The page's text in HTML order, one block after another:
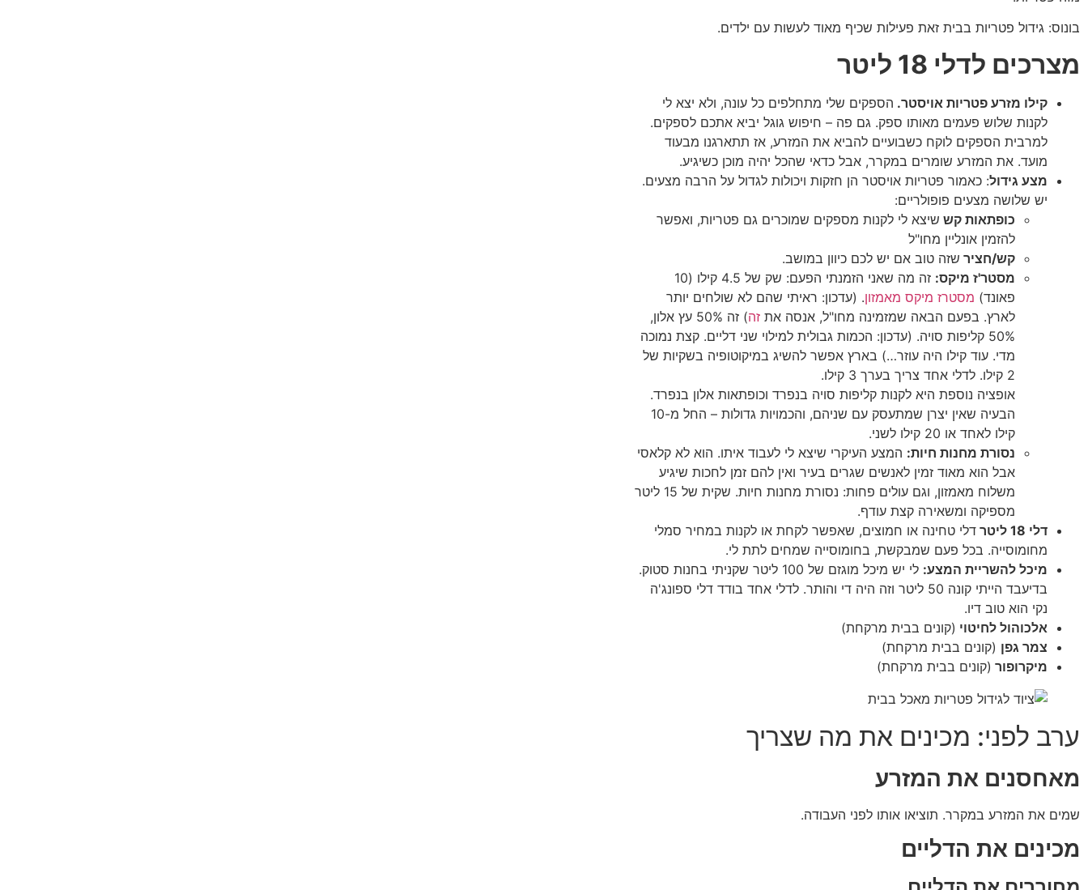
בונוס: גידול פטריות בבית זאת פעילות שכיף מאוד לעשות עם ילדים.
מצרכים לדלי 18 ליטר
קילו מזרע פטריות אויסטר. הספקים שלי מתחלפים כל עונה, ולא יצא לי
לקנות שלוש פעמים מאותו ספק. גם פה – חיפוש גוגל יביא אתכם לספקים.
למרבית הספקים לוקח כשבועיים להביא את המזרע, אז תתארגנו מבעוד
מועד. את המזרע שומרים במקרר, אבל כדאי שהכל יהיה מוכן כשיגיע.
מצע גידול: כאמור פטריות אויסטר הן חזקות ויכולות לגדול על הרבה מצעים.
יש שלושה מצעים פופולריים:
כופתאות קש שיצא לי לקנות מספקים שמוכרים גם פטריות, ואפשר
להזמין אונליין מחו"ל
קש/חציר שזה טוב אם יש לכם כיוון במושב.
מסטר'ז מיקס:
זה מה שאני הזמנתי הפעם: שק של 4.5 קילו (10
פאונד) מסטרז מיקס מאמזון. (עדכון: ראיתי שהם לא שולחים יותר
לארץ. בפעם הבאה שמזמינה מחו"ל, אנסה את זה
) זה 50% עץ אלון,
50% קליפות סויה. (עדכון: הכמות גבולית למילוי שני דליים. קצת נמוכה
מדי. עוד קילו היה עוזר…) בארץ אפשר להשיג במיקוטופיה בשקיות של
2 קילו. לדלי אחד צריך בערך 3 קילו.
אופציה נוספת היא לקנות קליפות סויה בנפרד וכופתאות אלון בנפרד.
הבעיה שאין יצרן שמתעסק עם שניהם, והכמויות גדולות – החל מ-10
קילו לאחד או 20 קילו לשני.
נסורת מחנות חיות: המצע העיקרי שיצא לי לעבוד איתו. הוא לא קלאסי
אבל הוא מאוד זמין לאנשים שגרים בעיר ואין להם זמן לחכות שיגיע
משלוח מאמזון, וגם עולים פחות: נסורת מחנות חיות. שקית של 15 ליטר
מספיקה ומשאירה קצת עודף.
דלי 18 ליטר
דלי טחינה או חמוצים, שאפשר לקחת או לקנות במחיר סמלי
מחומוסייה. בכל פעם שמבקשת, בחומוסייה שמחים לתת לי.
מיכל להשריית המצע:
לי יש מיכל מוגזם של 100 ליטר שקניתי בחנות סטוק.
בדיעבד הייתי קונה 50 ליטר וזה היה די והותר. לדלי אחד בודד דלי ספונג'ה
נקי הוא טוב דיו.
אלכוהול לחיטוי (קונים בבית מרקחת)
צמר גפן (קונים בבית מרקחת)
מיקרופור (קונים בבית מרקחת)
ערב לפני: מכינים את מה שצריך
מאחסנים את המזרע
שמים את המזרע במקרר. תוציאו אותו לפני העבודה.
מכינים את הדליים